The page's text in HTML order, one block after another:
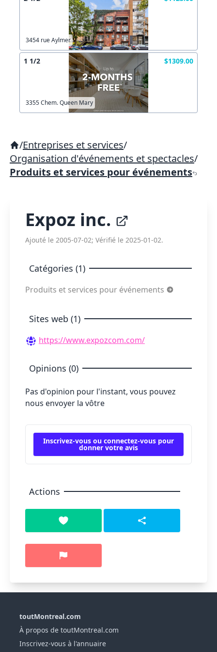
3454 rue Aylmer
1 1/2 $1309.00
3355 Chem. Queen Mary
/Entreprises et services/
Organisation d'événements et spectacles/
Produits et services pour événements
Expoz inc.
Ajouté le 2005-07-02; Vérifié le 2025-01-02.
Catégories (1)
Produits et services pour événements
Sites web (1)
https://www.expozcom.com/
Opinions (0)
Pas d'opinion pour l'instant, vous pouvez
nous envoyer la vôtre
Inscrivez-vous ou connectez-vous pour
donner votre avis
Actions
toutMontreal.com
À propos de toutMontreal.com
Inscrivez-vous à l'annuaire